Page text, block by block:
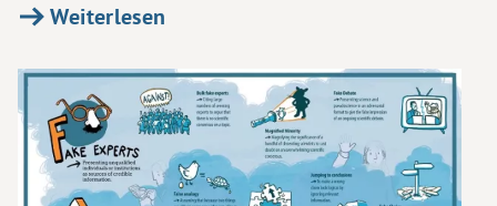
Weiterlesen